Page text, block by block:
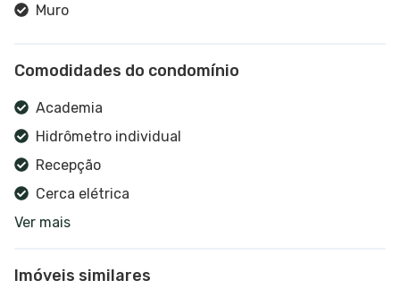
Muro
Comodidades do condomínio
Academia
Hidrômetro individual
Recepção
Cerca elétrica
Portaria 24h
Churrasqueira coletiva
Ver mais
Imóveis similares